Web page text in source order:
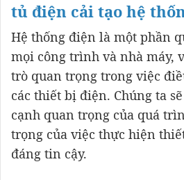
tủ điện cải tạo hệ
Hệ thống điện là một phần
mọi công trình và nhà máy,
trò quan trọng trong việc
các thiết bị điện. Chúng ta
cạnh quan trọng của quá
trọng của việc thực hiện
đáng tin cậy.